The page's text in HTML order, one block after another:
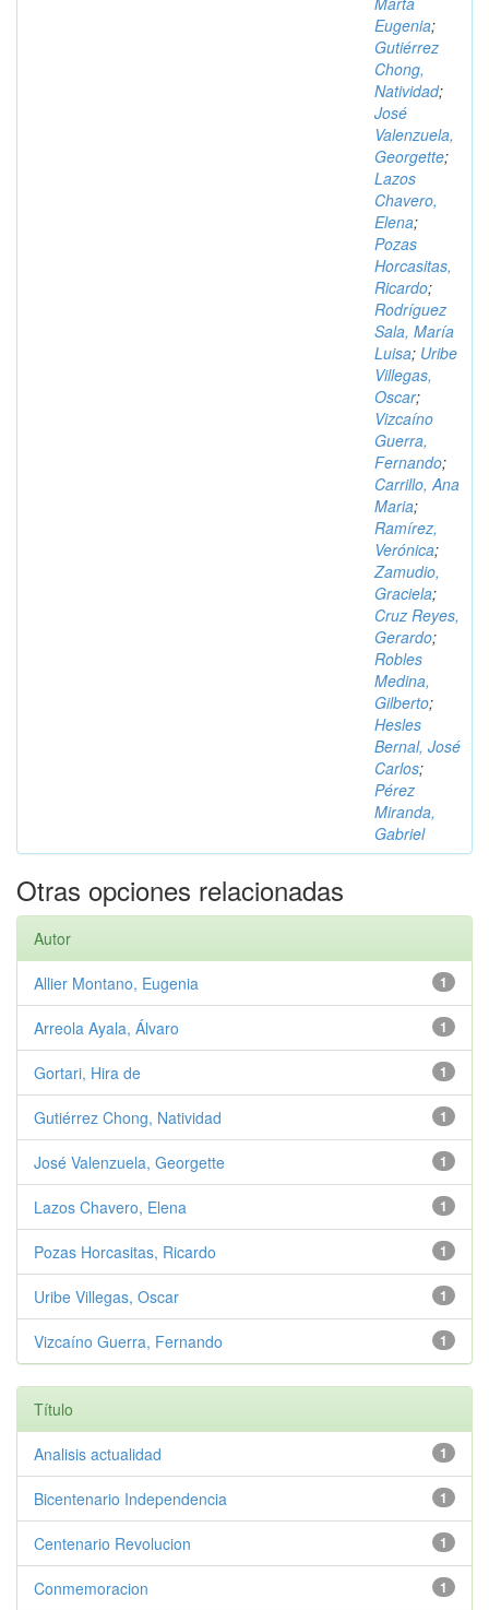
Eugenia;
Gutiérrez
Chong,
Natividad;
José
Valenzuela,
Georgette;
Lazos
Chavero,
Elena;
Pozas
Horcasitas,
Ricardo;
Rodríguez
Sala, María
Luisa; Uribe
Villegas,
Oscar;
Vizcaíno
Guerra,
Fernando;
Carrillo, Ana
Maria;
Ramírez,
Verónica;
Zamudio,
Graciela;
Cruz Reyes,
Gerardo;
Robles
Medina,
Gilberto;
Hesles
Bernal, José
Carlos;
Pérez
Miranda,
Gabriel
Otras opciones relacionadas
Autor
1
Allier Montano, Eugenia
1
Arreola Ayala, Álvaro
1
Gortari, Hira de
1
Gutiérrez Chong, Natividad
1
José Valenzuela, Georgette
1
Lazos Chavero, Elena
1
Pozas Horcasitas, Ricardo
1
Uribe Villegas, Oscar
1
Vizcaíno Guerra, Fernando
Título
1
Analisis actualidad
1
Bicentenario Independencia
1
Centenario Revolucion
1
Conmemoracion